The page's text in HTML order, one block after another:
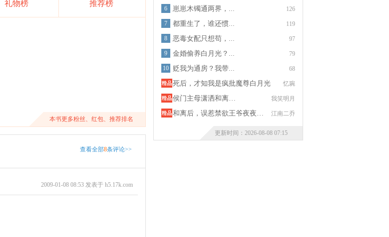
礼物榜 推荐榜
本书更多粉丝、红包、推荐排名
查看全部8条评论>>
2009-01-08 08:53 发表于 h5.17k.com
126
6 崽崽木镯通两界，...
119
7 都重生了，谁还惯...
97
8 恶毒女配只想苟，...
79
9 金婚偷养白月光？...
68
10 贬我为通房？我带...
忆琬
死后，才知我是疯批魔尊白月光
我笑明月
侯门主母潇洒和离…
江南二乔
和离后，误惹禁欲王爷夜夜…
更新时间：2026-08-08 07:15